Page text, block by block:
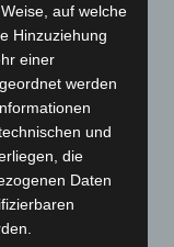
aus
von
166
auf welche
Hinzuziehung
einer
werden
und
die
Daten